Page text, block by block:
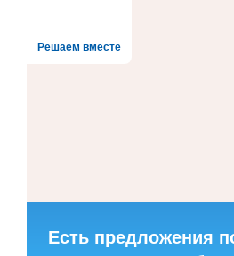
Решаем вместе
Есть предложения